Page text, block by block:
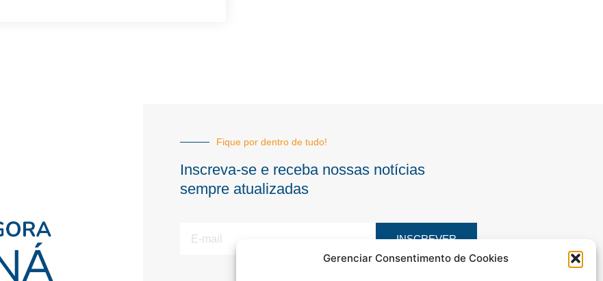
Gerenciar Consentimento de Cookies
Fique por dentro de tudo!
Inscreva-se e receba nossas notícias
sempre atualizadas
INSCREVER